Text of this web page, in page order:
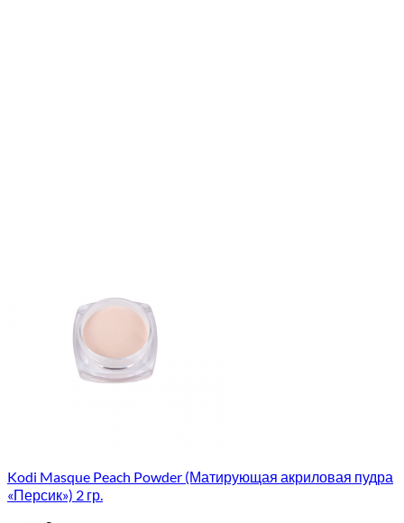
Kodi Masque Peach Powder (Матирующая акриловая пудра
«Персик») 2 гр.